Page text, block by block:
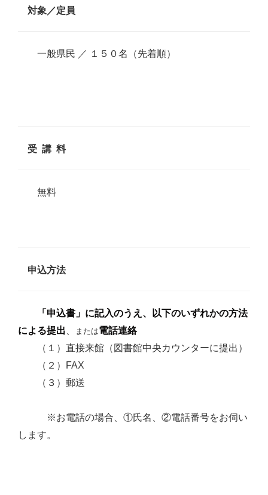
対象／定員
一般県民 ／ １５０名（先着順）
受 講 料
無料
申込方法
「申込書」に記入のうえ、以下のいずれかの方法
による提出
または電話連絡
（１）直接来館（図書館中央カウンターに提出）
（２）FAX
（３）郵送
※お電話の場合、①氏名、②電話番号をお伺い
します。